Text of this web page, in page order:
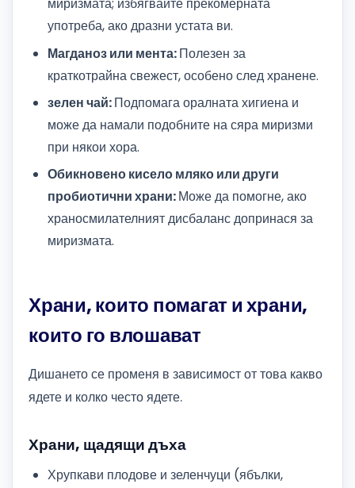
миризмата; избягвайте прекомерната
употреба, ако дразни устата ви.
Магданоз или мента:Полезен за
краткотрайна свежест, особено след хранене.
зелен чай:Подпомага оралната хигиена и
може да намали подобните на сяра миризми
при някои хора.
Обикновено кисело мляко или други
пробиотични храни:Може да помогне, ако
храносмилателният дисбаланс допринася за
миризмата.
Храни, които помагат и храни,
които го влошават
Дишането се променя в зависимост от това какво
ядете и колко често ядете.
Храни, щадящи дъха
Хрупкави плодове и зеленчуци (ябълки,